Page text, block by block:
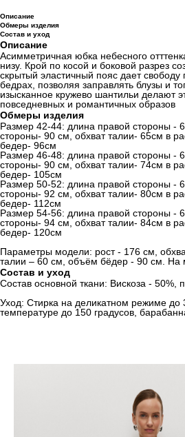
Описание
Обмеры изделия
Состав и уход
Описание
Асимметричная юбка небесного
низу. Крой по косой и боковой разрез
скрытый эластичный пояс дает свободу
бедрах, позволяя заправлять блузы и
изысканное кружево шантильи делают
повседневных и романтичных образов
Обмеры изделия
Размер 42-44: длина правой стороны -
стороны- 90 см, обхват талии- 65см в
бедер- 96см
Размер 46-48: длина правой стороны -
стороны- 90 см, обхват талии- 74см в
бедер- 105см
Размер 50-52: длина правой стороны -
стороны- 92 см, обхват талии- 80см в
бедер- 112см
Размер 54-56: длина правой стороны -
стороны- 94 см, обхват талии- 84см в
бедер- 120см
Параметры модели: рост - 176 см,
талии – 60 см, объём бёдер - 90 см. На
Состав и уход
Состав основной ткани: Вискоза - 50%,
Уход: Стирка на деликатном режиме до
температуре до 150 градусов,